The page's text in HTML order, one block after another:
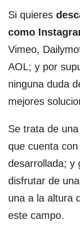
Si quieres
como
Vimeo,
AOL; y por
ninguna duda
mejores
Se trata de
que cuenta
desarrollada; y
disfrutar de
una a la altura
este campo.